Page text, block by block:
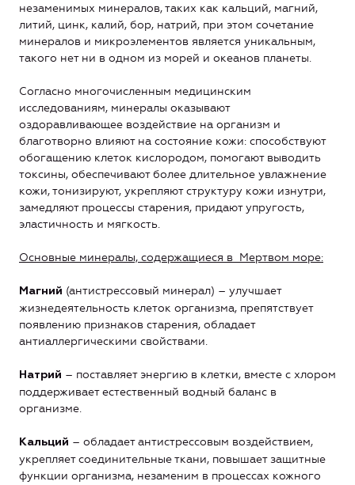
незаменимых минералов, таких как кальций, магний,
литий, цинк, калий, бор, натрий, при этом сочетание
минералов и микроэлементов является уникальным,
такого нет ни в одном из морей и океанов планеты.
Согласно многочисленным медицинским
исследованиям, минералы оказывают
оздоравливающее воздействие на организм и
благотворно влияют на состояние кожи: способствуют
обогащению клеток кислородом, помогают выводить
токсины, обеспечивают более длительное увлажнение
кожи, тонизируют, укрепляют структуру кожи изнутри,
замедляют процессы старения, придают упругость,
эластичность и мягкость.
Основные минералы, содержащиеся в Мертвом море:
Магний (антистрессовый минерал) – улучшает
жизнедеятельность клеток организма, препятствует
появлению признаков старения, обладает
антиаллергическими свойствами.
Натрий – поставляет энергию в клетки, вместе с хлором
поддерживает естественный водный баланс в
организме.
Кальций – обладает антистрессовым воздействием,
укрепляет соединительные ткани, повышает защитные
функции организма, незаменим в процессах кожного